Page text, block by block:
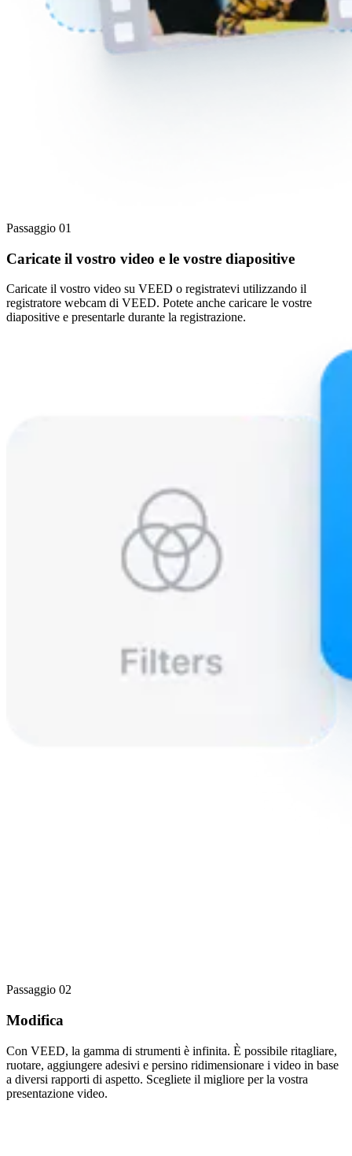
Passaggio 01
Caricate il vostro video e le vostre diapositive
Caricate il vostro video su VEED o registratevi utilizzando il
registratore webcam di VEED. Potete anche caricare le vostre
diapositive e presentarle durante la registrazione.
Passaggio 02
Modifica
Con VEED, la gamma di strumenti è infinita. È possibile ritagliare,
ruotare, aggiungere adesivi e persino ridimensionare i video in base
a diversi rapporti di aspetto. Scegliete il migliore per la vostra
presentazione video.